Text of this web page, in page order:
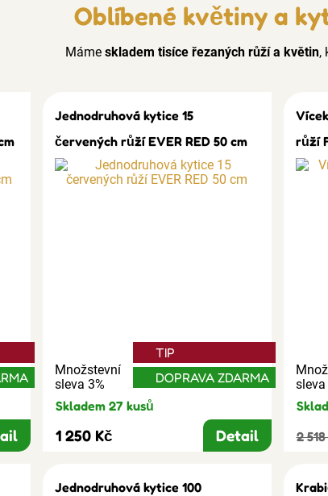
Oblíbené květiny a
Máme skladem tisíce řezaných růží a květin,
Jednodruhová kytice 15
červených růží EVER RED 50 cm
Množstevní
sleva 3%
TIP
DOPRAVA ZDARMA
Skladem 27 kusů
1 250 Kč Detail
růží
sleva
2
Jednodruhová kytice 100